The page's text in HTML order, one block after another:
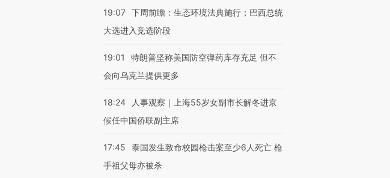
19:07 下周前瞻：生态环境法典施行；巴西总统
大选进入竞选阶段
19:01
特朗普坚称美国防空弹药库存充足 但不
会向乌克兰提供更多
18:24
人事观察｜上海55岁女副市长解冬进京
候任中国侨联副主席
17:45
泰国发生致命校园枪击案至少6人死亡 枪
手祖父母亦被杀